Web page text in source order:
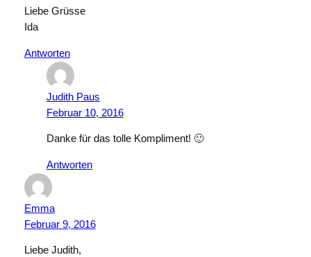
Liebe Grüsse
Ida
Antworten
Judith Paus
Februar 10, 2016
Danke für das tolle Kompliment! 🙂
Antworten
Emma
Februar 9, 2016
Liebe Judith,